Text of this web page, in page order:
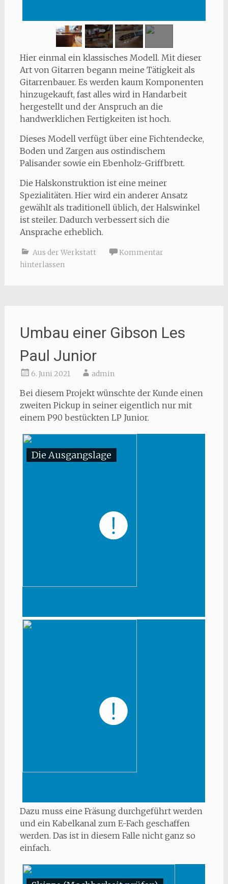
Hier einmal ein klassisches Modell. Mit dieser
Art von Gitarren begann meine Tätigkeit als
Gitarrenbauer. Es werden kaum Komponenten
hinzugekauft, fast alles wird in Handarbeit
hergestellt und der Anspruch an die
handwerklichen Fertigkeiten ist hoch.
Dieses Modell verfügt über eine Fichtendecke,
Boden und Zargen aus ostindischem
Palisander sowie ein Ebenholz-Griffbrett.
Die Halskonstruktion ist eine meiner
Spezialitäten. Hier wird ein anderer Ansatz
gewählt als traditionell üblich, der Halswinkel
ist steiler. Dadurch verbessert sich die
Ansprache erheblich.
Aus der Werkstatt
Kommentar
hinterlassen
Umbau einer Gibson Les
Paul Junior
6. Juni 2021 admin
Bei diesem Projekt wünschte der Kunde einen
zweiten Pickup in seiner eigentlich nur mit
einem P90 bestückten LP Junior.
Die Ausgangslage
Dazu muss eine Fräsung durchgeführt werden
und ein Kabelkanal zum E-Fach geschaffen
werden. Das ist in diesem Falle nicht ganz so
einfach.